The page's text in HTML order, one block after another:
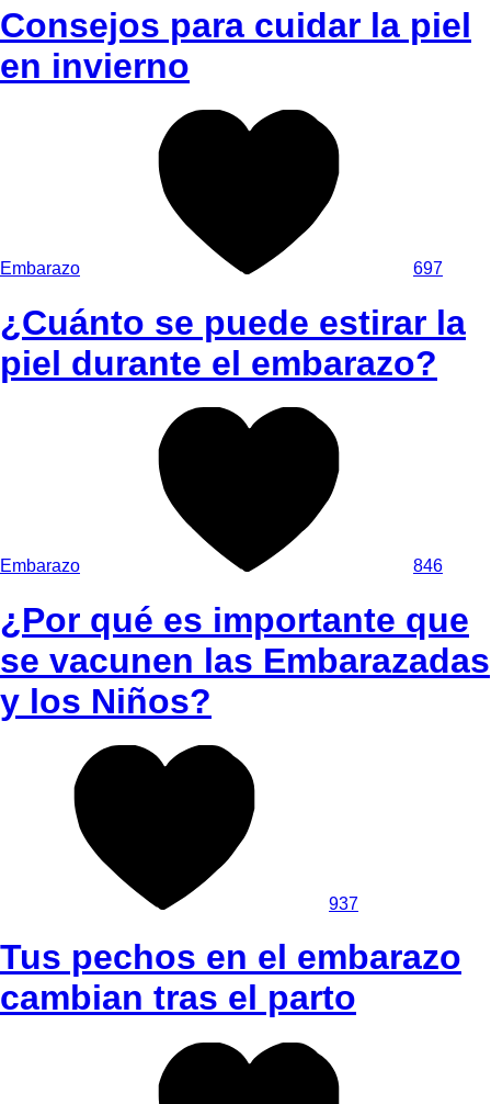
Consejos para cuidar la piel
en invierno
Embarazo 697
¿Cuánto se puede estirar la
piel durante el embarazo?
Embarazo 846
¿Por qué es importante que
se vacunen las Embarazadas
y los Niños?
937
Tus pechos en el embarazo
cambian tras el parto